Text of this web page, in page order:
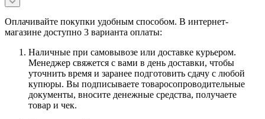
Оплачивайте покупки удобным способом. В интернет-
магазине доступно 3 варианта оплаты:
Наличные при самовывозе или доставке курьером.
Менеджер свяжется с вами в день доставки, чтобы
уточнить время и заранее подготовить сдачу с любой
купюры. Вы подписываете товаросопроводительные
документы, вносите денежные средства, получаете
товар и чек.